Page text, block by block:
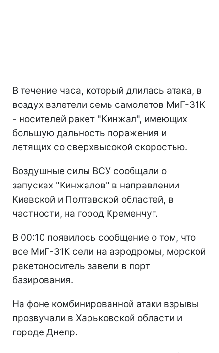
В течение часа, который длилась атака, в
воздух взлетели семь самолетов МиГ-31К
- носителей ракет "Кинжал", имеющих
большую дальность поражения и
летящих со сверхвысокой скоростью.
Воздушные силы ВСУ сообщали о
запусках "Кинжалов" в направлении
Киевской и Полтавской областей, в
частности, на город Кременчуг.
В 00:10 появилось сообщение о том, что
все МиГ-31К сели на аэродромы, морской
ракетоноситель завели в порт
базирования.
На фоне комбинированной атаки взрывы
прозвучали в Харьковской области и
городе Днепр.